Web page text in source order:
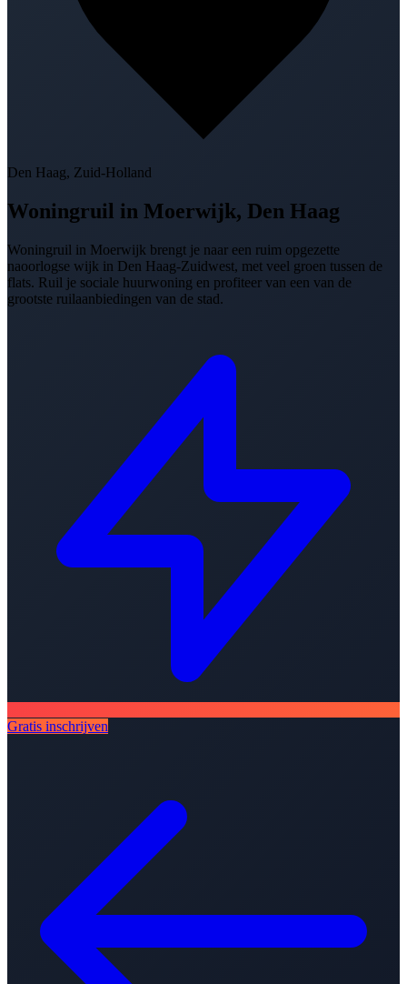
Den Haag, Zuid-Holland
Woningruil in Moerwijk, Den Haag
Woningruil in Moerwijk brengt je naar een ruim opgezette
naoorlogse wijk in Den Haag-Zuidwest, met veel groen tussen de
flats. Ruil je sociale huurwoning en profiteer van een van de
grootste ruilaanbiedingen van de stad.
Gratis inschrijven